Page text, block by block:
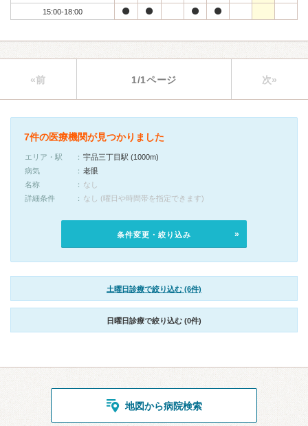
15:00-18:00
«前 1/1ページ 次»
7件の医療機関が見つかりました
エリア・駅
宇品三丁目駅 (1000m)
病気
老眼
名称
なし
詳細条件
なし (曜日や時間帯を指定できます)
条件変更・絞り込み
土曜日診療で絞り込む (6件)
日曜日診療で絞り込む (0件)
地図から病院検索